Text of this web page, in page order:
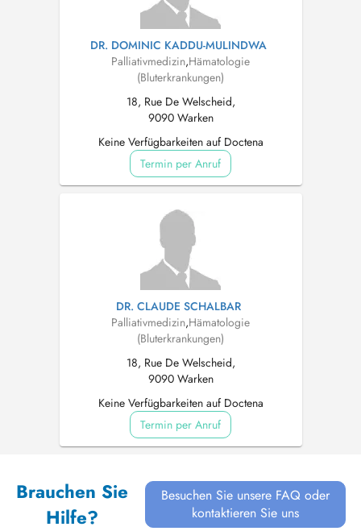
DR. DOMINIC KADDU-MULINDWA
Palliativmedizin,Hämatologie
(Bluterkrankungen)
18, Rue De Welscheid,
9090 Warken
Keine Verfügbarkeiten auf Doctena
Termin per Anruf
DR. CLAUDE SCHALBAR
Palliativmedizin,Hämatologie
(Bluterkrankungen)
18, Rue De Welscheid,
9090 Warken
Keine Verfügbarkeiten auf Doctena
Termin per Anruf
Brauchen Sie
Hilfe?
Besuchen Sie unsere FAQ oder
kontaktieren Sie uns